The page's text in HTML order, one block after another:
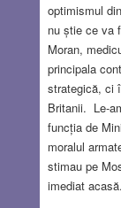
optimismul
nu știe ce va
Moran,
principala
strategică, ci
Britanii. Le-
funcția de
moralul
stimau pe
imediat acasă.